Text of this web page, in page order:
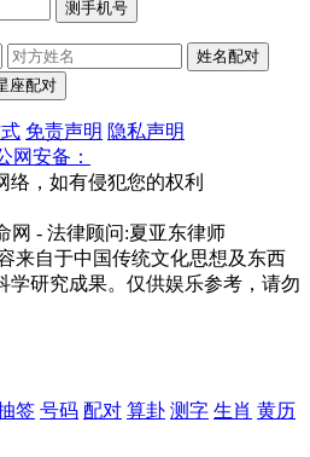
免责声明 隐私声明
网安备：
络，如有侵犯您的权利
网 - 法律顾问:夏亚东律师
来自于中国传统文化思想及东西
学研究成果。仅供娱乐参考，请勿
签 号码 配对 算卦 测字 生肖 黄历